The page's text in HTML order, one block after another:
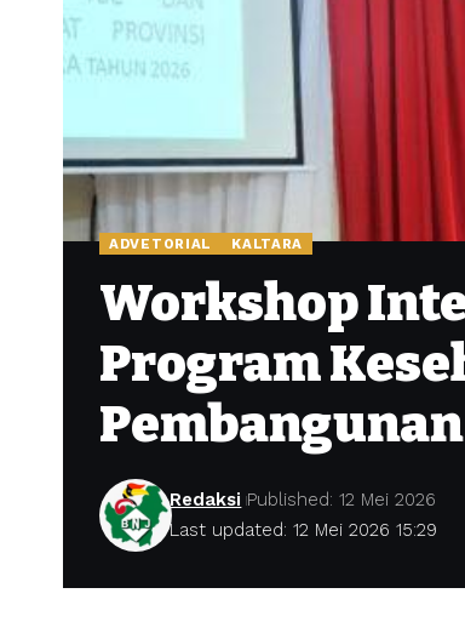
ADVETORIAL KALTARA
Workshop
Program
Last updated: 12 Mei 2026 15:29
Redaksi Published: 12 Mei 2026